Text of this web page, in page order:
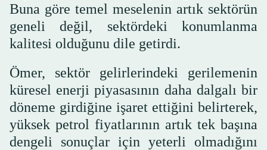
Buna göre temel meselenin artık sektörün
geneli değil, sektördeki konumlanma
kalitesi olduğunu dile getirdi.
Ömer, sektör gelirlerindeki gerilemenin
küresel enerji piyasasının daha dalgalı bir
döneme girdiğine işaret ettiğini belirterek,
yüksek petrol fiyatlarının artık tek başına
dengeli sonuçlar için yeterli olmadığını